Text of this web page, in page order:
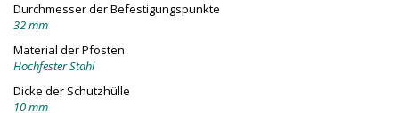
Durchmesser der Befestigungspunkte
32 mm
Material der Pfosten
Hochfester Stahl
Dicke der Schutzhülle
10 mm